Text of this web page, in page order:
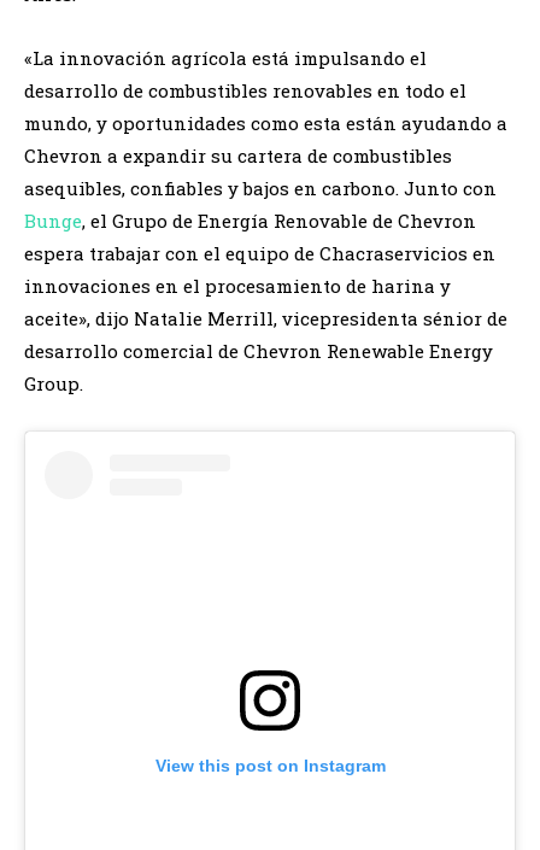
«La innovación agrícola está impulsando el
desarrollo de combustibles renovables en todo el
mundo, y oportunidades como esta están ayudando a
Chevron a expandir su cartera de combustibles
asequibles, confiables y bajos en carbono. Junto con
Bunge, el Grupo de Energía Renovable de Chevron
espera trabajar con el equipo de Chacraservicios en
innovaciones en el procesamiento de harina y
aceite», dijo Natalie Merrill, vicepresidenta sénior de
desarrollo comercial de Chevron Renewable Energy
Group.
View this post on Instagram